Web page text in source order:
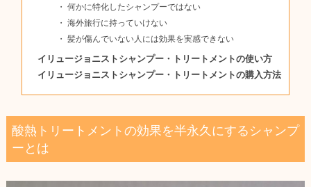
何かに特化したシャンプーではない
海外旅行に持っていけない
髪が傷んでいない人には効果を実感できない
イリュージョニストシャンプー・トリートメントの使い方
イリュージョニストシャンプー・トリートメントの購入方法
酸熱トリートメントの効果を半永久にするシャンプ
ーとは